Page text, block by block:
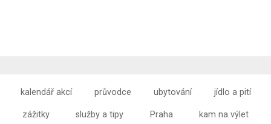
kalendář akcí průvodce ubytování jídlo a pití
zážitky služby a tipy Praha kam na výlet